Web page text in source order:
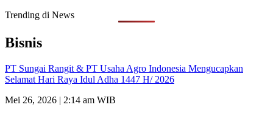
Trending di News
Bisnis
PT Sungai Rangit & PT Usaha Agro Indonesia Mengucapkan
Selamat Hari Raya Idul Adha 1447 H/ 2026
Mei 26, 2026 | 2:14 am WIB